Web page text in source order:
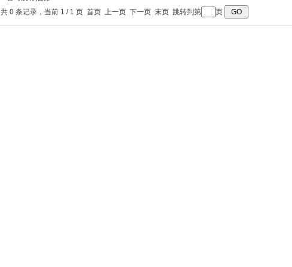
共 0 条记录，当前 1 / 1 页 首页 上一页 下一页 末页 跳转到第
页